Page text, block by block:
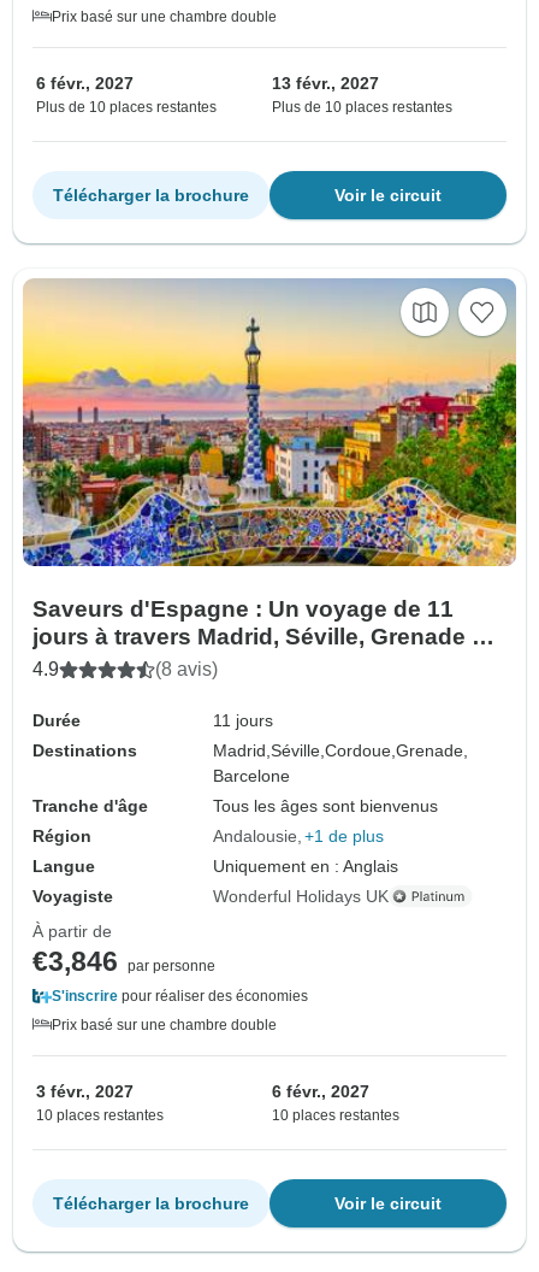
Prix basé sur une chambre double
6 févr., 2027
Plus de 10 places restantes
13 févr., 2027
Plus de 10 places restantes
Voir le circuit
Télécharger la brochure
Saveurs d'Espagne : Un voyage de 11
jours à travers Madrid, Séville, Grenade et
Barcelone
4.9 (8 avis)
Durée
11 jours
Destinations
Madrid,Séville,Cordoue,Grenade,
Barcelone
Tranche d'âge
Tous les âges sont bienvenus
Région
Andalousie +1 de plus
Langue
Uniquement en : Anglais
Voyagiste
Wonderful Holidays UK
À partir de
€3,846
par personne
S'inscrire pour réaliser des économies
Prix basé sur une chambre double
3 févr., 2027
10 places restantes
6 févr., 2027
10 places restantes
Voir le circuit
Télécharger la brochure